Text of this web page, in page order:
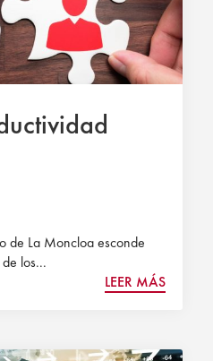
de La Moncloa esconde
los...
LEER MÁS